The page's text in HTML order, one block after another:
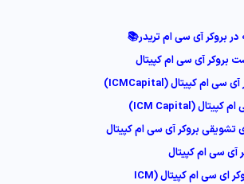
15. ✍️جمع بندی درباره بروکر ای سی ام کپیتال (ICM